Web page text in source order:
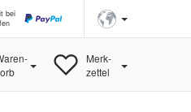
bei
Merk-
zettel